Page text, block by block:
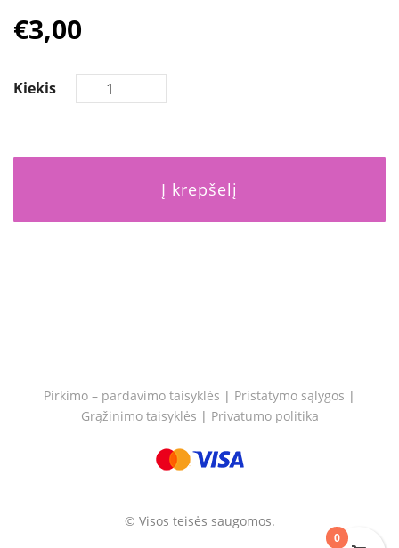
€3,00
Kiekis
Į krepšelį
Pirkimo – pardavimo taisyklės | Pristatymo sąlygos |
Grąžinimo taisyklės | Privatumo politika
© Visos teisės saugomos.
0